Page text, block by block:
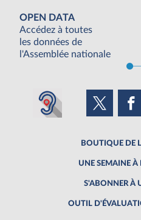
OPEN DATA
Accédez à toutes
les données de
l'Assemblée nationale
BOUTIQUE DE
UNE SEMAINE À
S'ABONNER À
OUTIL